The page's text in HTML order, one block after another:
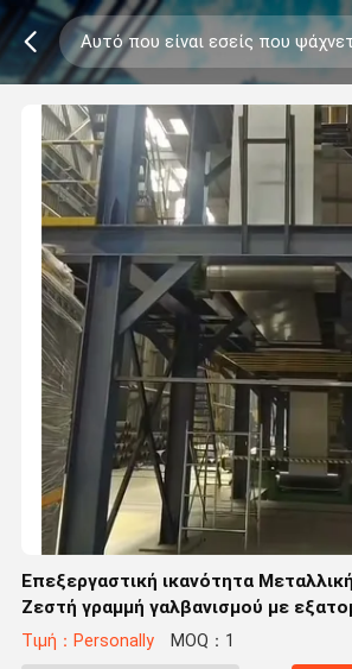
Επεξεργαστική ικανότητα
Ζεστή γραμμή γαλβανισμού με
απόδοση
Τιμή：Personally MOQ：1